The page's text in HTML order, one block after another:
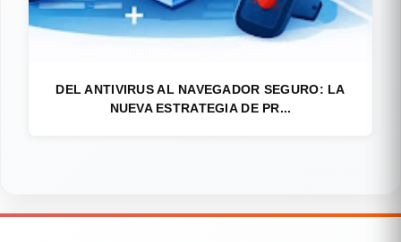
DEL ANTIVIRUS AL NAVEGADOR SEGURO: LA
NUEVA ESTRATEGIA DE PR...